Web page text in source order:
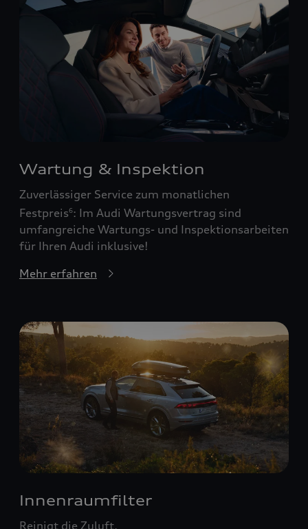
Wartung & Inspektion
Zuverlässiger Service zum monatlichen
Festpreis6: Im Audi Wartungsvertrag sind
umfangreiche Wartungs- und Inspektionsarbeiten
für Ihren Audi inklusive!
Mehr erfahren
Innenraumfilter
Reinigt die Zuluft.